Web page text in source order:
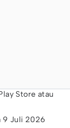
Store atau
9 Juli 2026